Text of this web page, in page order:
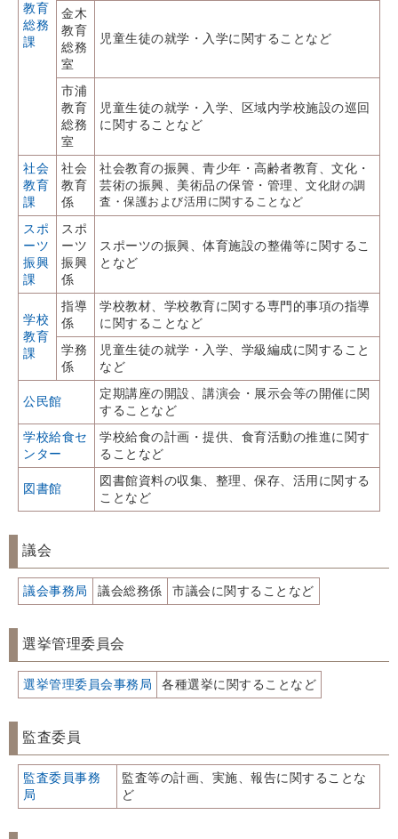
教育
総務
課
金木
教育
総務
室
児童生徒の就学・入学に関することなど
市浦
教育
総務
室
児童生徒の就学・入学、区域内学校施設の巡回
に関することなど
社会
教育
課
社会
教育
係
社会教育の振興、青少年・高齢者教育、文化・
芸術の振興、美術品の保管・管理、 文化財の調
査・保護および活用に関することなど
スポ
ーツ
振興
課
スポ
ーツ
振興
係
スポーツの振興、体育施設の整備等に関するこ
となど
学校
教育
課
指導
係
学校教材、学校教育に関する専門的事項の指導
に関することなど
学務
係
児童生徒の就学・入学、学級編成に関すること
など
公民館
定期講座の開設、講演会・展示会等の開催に関
することなど
学校給食セ
ンター
学校給食の計画・提供、食育活動の推進に関す
ることなど
図書館
図書館資料の収集、整理、保存、活用に関する
ことなど
議会
議会事務局 議会総務係 市議会に関することなど
選挙管理委員会
選挙管理委員会事務局 各種選挙に関することなど
監査委員
監査委員事務
局
監査等の計画、実施、報告に関することな
ど